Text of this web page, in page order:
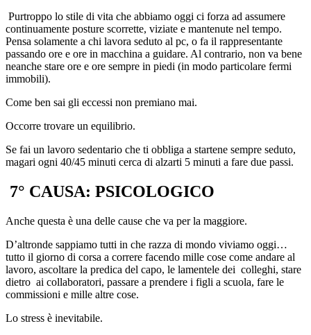
Purtroppo lo stile di vita che abbiamo oggi ci forza ad assumere
continuamente posture scorrette, viziate e mantenute nel tempo.
Pensa solamente a chi lavora seduto al pc, o fa il rappresentante
passando ore e ore in macchina a guidare. Al contrario, non va bene
neanche stare ore e ore sempre in piedi (in modo particolare fermi
immobili).
Come ben sai gli eccessi non premiano mai.
Occorre trovare un equilibrio.
Se fai un lavoro sedentario che ti obbliga a startene sempre seduto,
magari ogni 40/45 minuti cerca di alzarti 5 minuti a fare due passi.
7° CAUSA: PSICOLOGICO
Anche questa è una delle cause che va per la maggiore.
D’altronde sappiamo tutti in che razza di mondo viviamo oggi…
tutto il giorno di corsa a correre facendo mille cose come andare al
lavoro, ascoltare la predica del capo, le lamentele dei colleghi, stare
dietro ai collaboratori, passare a prendere i figli a scuola, fare le
commissioni e mille altre cose.
Lo stress è inevitabile.